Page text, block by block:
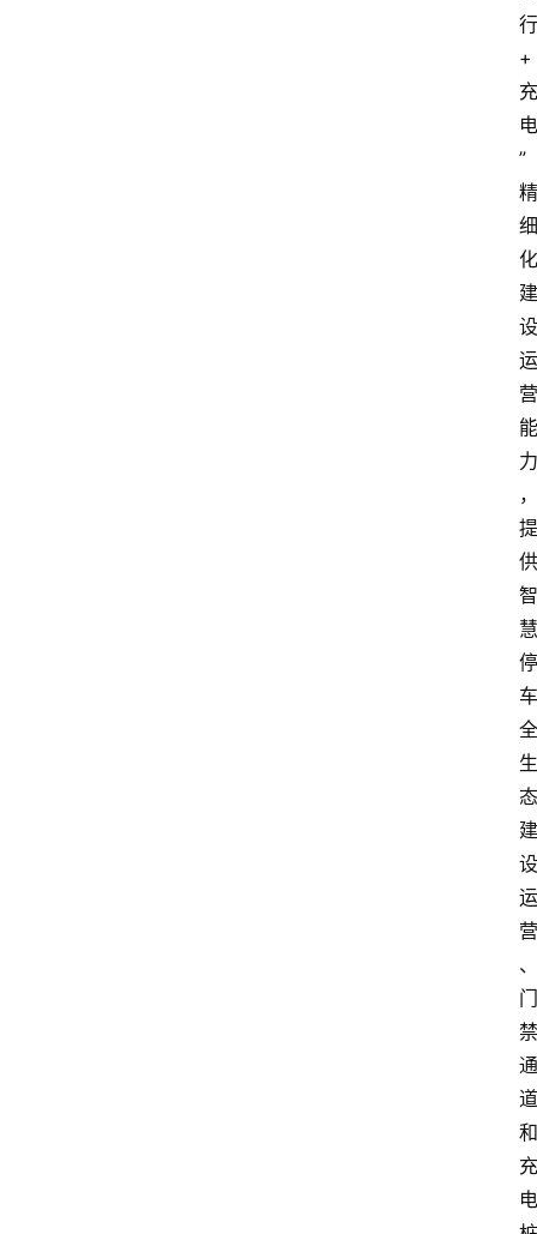
行
+
充
电
”
精
细
化
建
设
运
营
能
力
，
提
供
智
慧
停
车
全
生
态
建
设
运
营
、
门
禁
通
道
和
充
电